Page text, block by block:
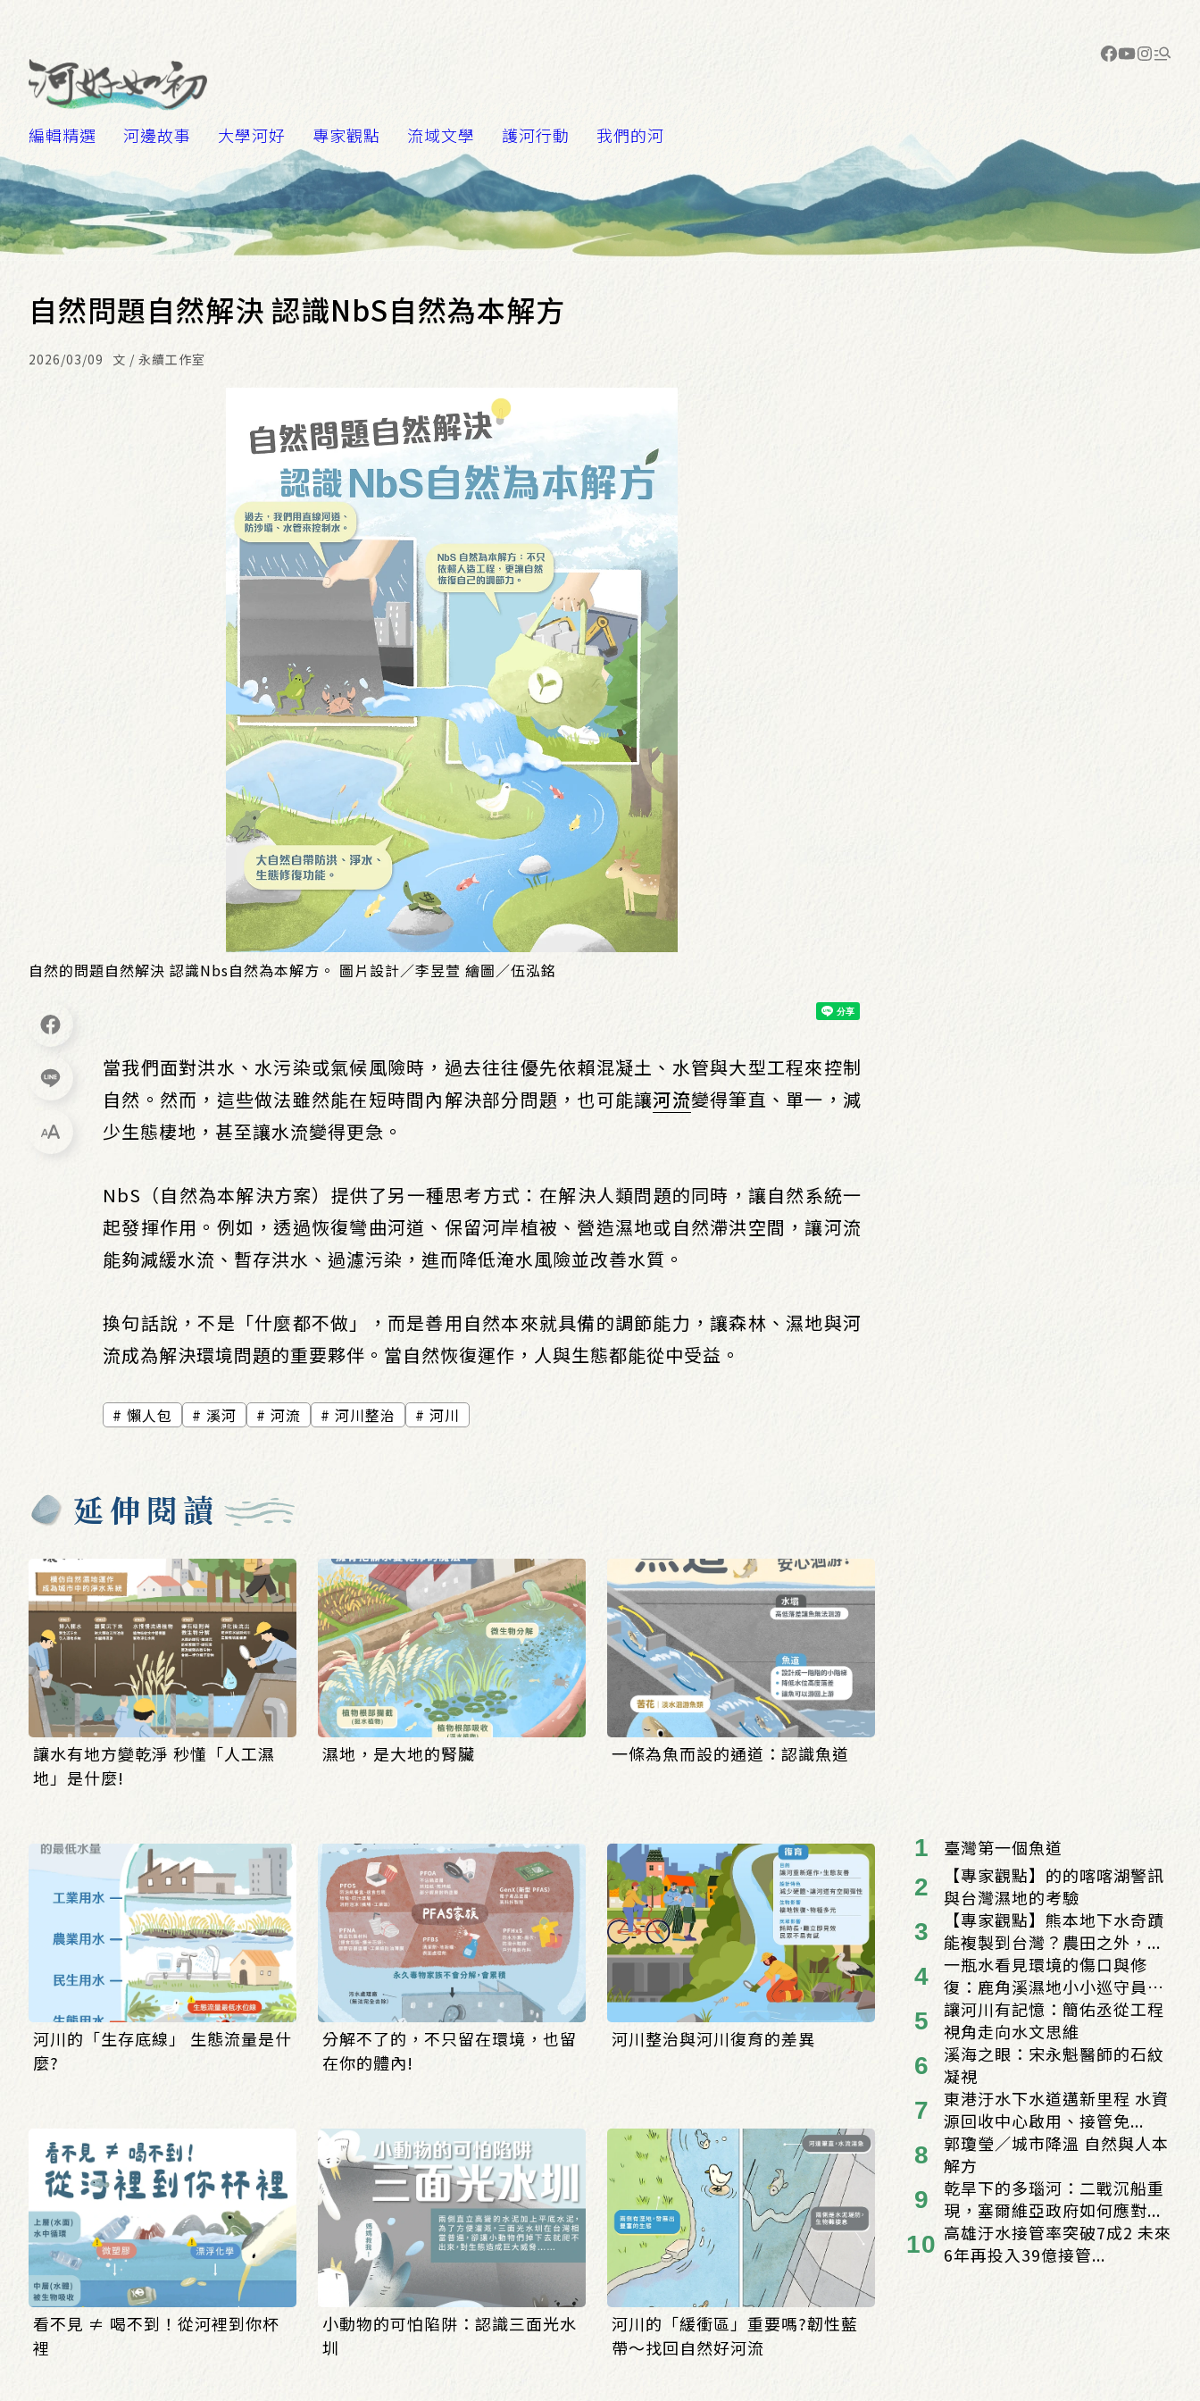
編輯精選 河邊故事 大學河好 專家觀點 流域文學 護河行動 我們的河
自然問題自然解決 認識NbS自然為本解方
2026/03/09 文 / 永續工作室
自然的問題自然解決 認識Nbs自然為本解方。 圖片設計／李昱萱 繪圖／伍泓銘
當我們面對洪水、水污染或氣候風險時，過去往往優先依賴混凝土、水管與大型工程來控制
自然。然而，這些做法雖然能在短時間內解決部分問題，也可能讓河流變得筆直、單一，減
少生態棲地，甚至讓水流變得更急。
NbS（自然為本解決方案）提供了另一種思考方式：在解決人類問題的同時，讓自然系統一
起發揮作用。例如，透過恢復彎曲河道、保留河岸植被、營造濕地或自然滯洪空間，讓河流
能夠減緩水流、暫存洪水、過濾污染，進而降低淹水風險並改善水質。
換句話說，不是「什麼都不做」，而是善用自然本來就具備的調節能力，讓森林、濕地與河
流成為解決環境問題的重要夥伴。當自然恢復運作，人與生態都能從中受益。
懶人包 溪河 河流 河川整治 河川
延伸閱讀
讓水有地方變乾淨 秒懂「人工濕
地」是什麼!
濕地，是大地的腎臟 一條為魚而設的通道：認識魚道
河川的「生存底線」 生態流量是什
麼?
分解不了的，不只留在環境，也留
在你的體內!
河川整治與河川復育的差異
看不見 ≠ 喝不到！從河裡到你杯
裡
小動物的可怕陷阱：認識三面光水
圳
河川的「緩衝區」重要嗎?韌性藍
帶～找回自然好河流
臺灣第一個魚道
【專家觀點】的的喀喀湖警訊
與台灣濕地的考驗
【專家觀點】熊本地下水奇蹟
能複製到台灣？農田之外，...
一瓶水看見環境的傷口與修
復：鹿角溪濕地小小巡守員
的...
讓河川有記憶：簡佑丞從工程
視角走向水文思維
溪海之眼：宋永魁醫師的石紋
凝視
東港汙水下水道邁新里程 水資
源回收中心啟用、接管免...
郭瓊瑩／城市降溫 自然與人本
解方
乾旱下的多瑙河：二戰沉船重
現，塞爾維亞政府如何應對...
高雄汙水接管率突破7成2 未來
6年再投入39億接管...